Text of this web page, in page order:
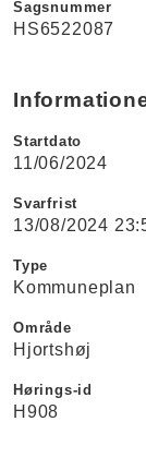
Sagsnummer
HS6522087
Startdato
11/06/2024
Svarfrist
13/08/2024
Type
Kommuneplan
Område
Hjortshøj
Hørings-id
H908